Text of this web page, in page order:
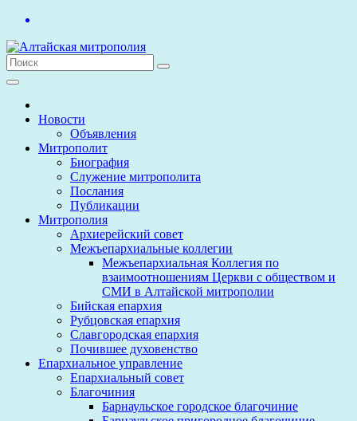
Перейти
содержимому
Новости
Объявления
Митрополит
Биография
Служение митрополита
Послания
Публикации
Митрополия
Архиерейский совет
Межъепархиальные коллегии
Межъепархиальная Коллегия по
взаимоотношениям Церкви с обществом и
СМИ в Алтайской митрополии
Бийская епархия
Рубцовская епархия
Славгородская епархия
Почившее духовенство
Епархиальное управление
Епархиальный совет
Благочиния
Барнаульское городское благочиние